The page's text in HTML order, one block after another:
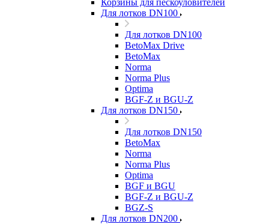
Корзины для пескоуловителей
Для лотков DN100
Для лотков DN100
BetoMax Drive
BetoMax
Norma
Norma Plus
Optima
BGF-Z и BGU-Z
Для лотков DN150
Для лотков DN150
BetoMax
Norma
Norma Plus
Optima
BGF и BGU
BGF-Z и BGU-Z
BGZ-S
Для лотков DN200